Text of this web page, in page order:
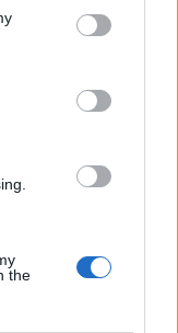
the
με τον
έχει πλέον
η αξία
τον Στόουν να
να κάνω
Γιατί ξέρω
όταν πήρα τον